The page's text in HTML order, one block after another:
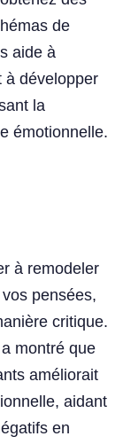
de
aide à
à développer
la
émotionnelle.
à remodeler
pensées,
critique.
montré que
améliorait
aidant
en